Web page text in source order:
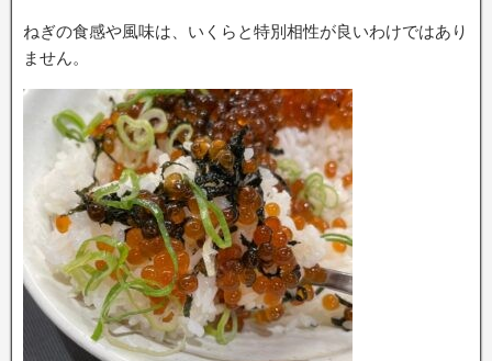
ねぎの食感や風味は、いくらと特別相性が良いわけではあり
ません。